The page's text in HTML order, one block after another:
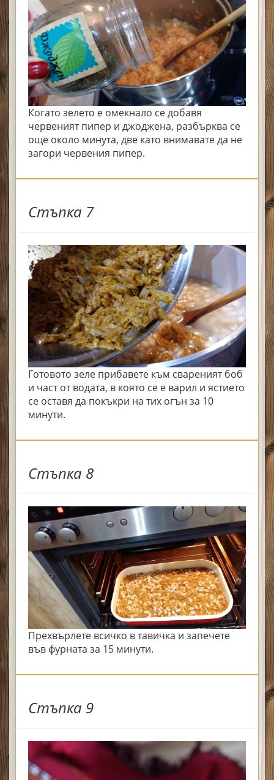
Когато зелето е омекнало се добавя
червеният пипер и джоджена, разбърква се
още около минута, две като внимавате да не
загори червения пипер.
Стъпка 7
Готовото зеле прибавете към свареният боб
и част от водата, в която се е варил и ястието
се оставя да покъкри на тих огън за 10
минути.
Стъпка 8
Прехвърлете всичко в тавичка и запечете
във фурната за 15 минути.
Стъпка 9